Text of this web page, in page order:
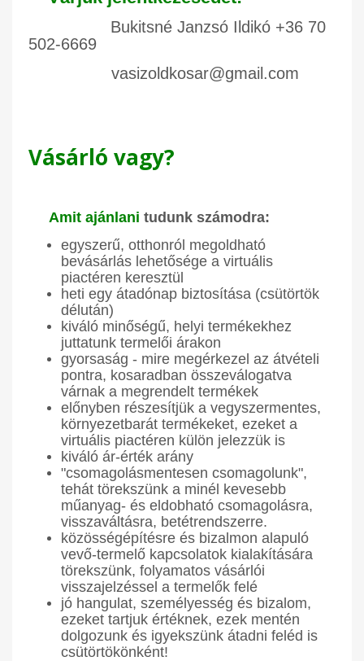
Bukitsné Janzsó Ildikó +36 70
502-6669
vasizoldkosar@gmail.com
Vásárló vagy?
Amit ajánlani tudunk számodra:
egyszerű, otthonról megoldható
bevásárlás lehetősége a virtuális
piactéren keresztül
heti egy átadónap biztosítása (csütörtök
délután)
kiváló minőségű, helyi termékekhez
juttatunk termelői árakon
gyorsaság - mire megérkezel az átvételi
pontra, kosaradban összeválogatva
várnak a megrendelt termékek
előnyben részesítjük a vegyszermentes,
környezetbarát termékeket, ezeket a
virtuális piactéren külön jelezzük is
kiváló ár-érték arány
"csomagolásmentesen csomagolunk",
tehát törekszünk a minél kevesebb
műanyag- és eldobható csomagolásra,
visszaváltásra, betétrendszerre.
közösségépítésre és bizalmon alapuló
vevő-termelő kapcsolatok kialakítására
törekszünk, folyamatos vásárlói
visszajelzéssel a termelők felé
jó hangulat, személyesség és bizalom,
ezeket tartjuk értéknek, ezek mentén
dolgozunk és igyekszünk átadni feléd is
csütörtökönként!